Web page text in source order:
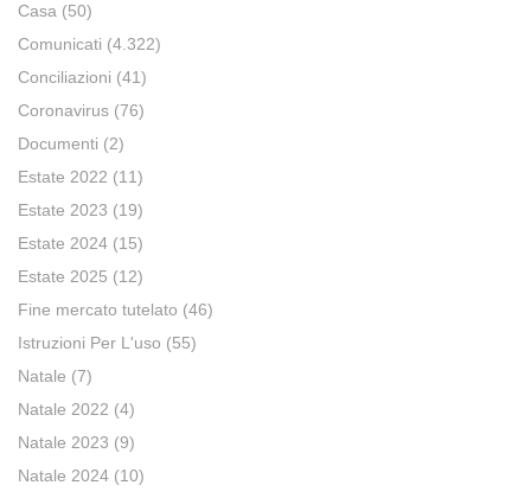
Casa (50)
Comunicati (4.322)
Conciliazioni (41)
Coronavirus (76)
Documenti (2)
Estate 2022 (11)
Estate 2023 (19)
Estate 2024 (15)
Estate 2025 (12)
Fine mercato tutelato (46)
Istruzioni Per L'uso (55)
Natale (7)
Natale 2022 (4)
Natale 2023 (9)
Natale 2024 (10)